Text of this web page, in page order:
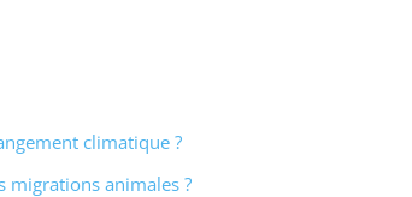
climatique ?
migrations animales ?